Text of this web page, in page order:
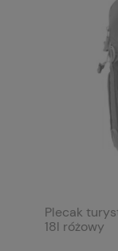
Plecak
18l różowy